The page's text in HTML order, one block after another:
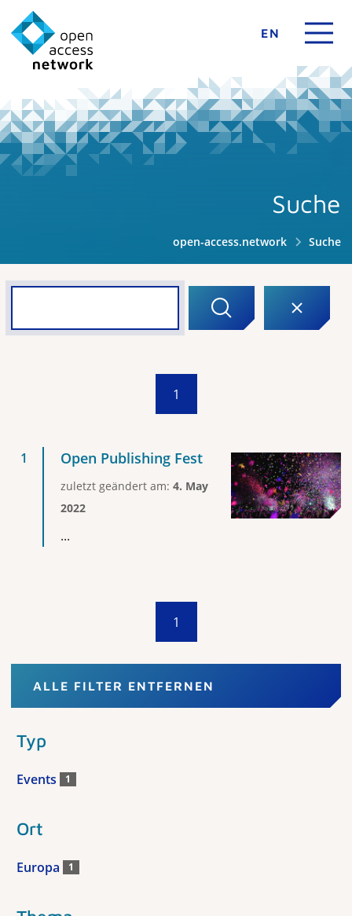
EN
Suche
open-access.network Suche
1
Open Publishing Fest
zuletzt geändert am: 4. May
2022
...
1
ALLE FILTER ENTFERNEN
Typ
Events 1
Ort
Europa 1